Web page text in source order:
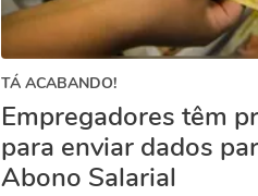
TÁ ACABANDO!
Empregadores têm
para enviar dados
Abono Salarial